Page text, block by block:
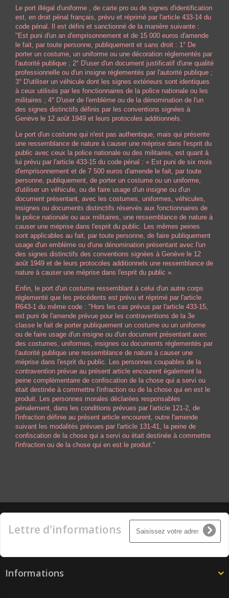
Le port illégal d'uniforme , de carte pro ou de signes d'identification
est, en droit pénal français, prévu et réprimé par l'article 433-14 du
code pénal. Il est défini et sanctionné de la manière suivante :
"Est puni d'un an d'emprisonnement et de 15 000 euros d'amende
le fait, par toute personne, publiquement et sans droit : 1° De
porter un costume, un uniforme ou une décoration réglementés par
l'autorité publique ; 2° D'user d'un document justificatif d'une qualité
professionnelle ou d'un insigne réglementés par l'autorité publique ;
3° D'utiliser un véhicule dont les signes extérieurs sont identiques
à ceux utilisés par les fonctionnaires de la police nationale ou les
militaires ; 4° D'user de l'emblème ou de la dénomination de l'un
des signes distinctifs définis par les conventions signées à
Genève le 12 août 1949 et leurs protocoles additionnels.
Le port d'un costume qui n'est pas authentique, mais qui présente
une ressemblance de nature à causer une méprise dans l'esprit du
public avec ceux la police nationale ou des militaires, est quant à
lui prévu par l'article 433-15 du code pénal : « Est puni de six mois
d'emprisonnement et de 7 500 euros d'amende le fait, par toute
personne, publiquement, de porter un costume ou un uniforme,
d'utiliser un véhicule, ou de faire usage d'un insigne ou d'un
document présentant, avec les costumes, uniformes, véhicules,
insignes ou documents distinctifs réservés aux fonctionnaires de
la police nationale ou aux militaires, une ressemblance de nature à
causer une méprise dans l'esprit du public. Les mêmes peines
sont applicables au fait, par toute personne, de faire publiquement
usage d'un emblème ou d'une dénomination présentant avec l'un
des signes distinctifs des conventions signées à Genève le 12
août 1949 et de leurs protocoles additionnels une ressemblance de
nature à causer une méprise dans l'esprit du public ».
Enfin, le port d'un costume ressemblant à celui d'un autre corps
règlementé que les précédents est prévu et réprimé par l'article
R643-1 du même code : "Hors les cas prévus par l'article 433-15,
est puni de l'amende prévue pour les contraventions de la 3e
classe le fait de porter publiquement un costume ou un uniforme
ou de faire usage d'un insigne ou d'un document présentant avec
des costumes, uniformes, insignes ou documents réglementés par
l'autorité publique une ressemblance de nature à causer une
méprise dans l'esprit du public. Les personnes coupables de la
contravention prévue au présent article encourent également la
peine complémentaire de confiscation de la chose qui a servi ou
était destinée à commettre l'infraction ou de la chose qui en est le
produit. Les personnes morales déclarées responsables
pénalement, dans les conditions prévues par l'article 121-2, de
l'infraction définie au présent article encourent, outre l'amende
suivant les modalités prévues par l'article 131-41, la peine de
confiscation de la chose qui a servi ou était destinée à commettre
l'infraction ou de la chose qui en est le produit."
Lettre d'informations
Informations